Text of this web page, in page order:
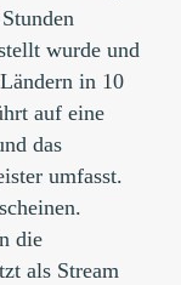
wurde und
in 10
auf eine
das
umfasst.
die
als Stream